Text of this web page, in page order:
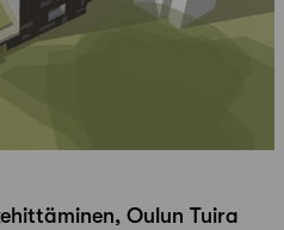
Oulun Tuira